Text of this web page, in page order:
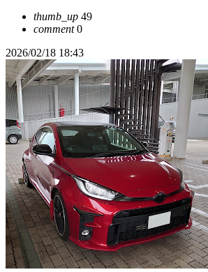
thumb_up 49
comment0
2026/02/18 18:43